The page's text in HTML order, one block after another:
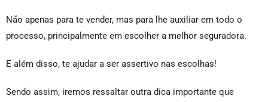
Não apenas para te vender, mas para lhe auxiliar em todo o
processo, principalmente em escolher a melhor seguradora.
E além disso, te ajudar a ser assertivo nas escolhas!
Sendo assim, iremos ressaltar outra dica importante que